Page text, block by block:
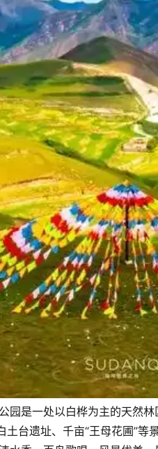
园是一处以白桦为主的天然
土台遗址、千亩“王母花圃”